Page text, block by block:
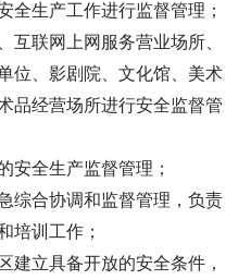
全生产工作进行监督管理；
互联网上网服务营业场所、
位、影剧院、文化馆、美术
品经营场所进行安全监督管
安全生产监督管理；
综合协调和监督管理，负责
培训工作；
建立具备开放的安全条件，